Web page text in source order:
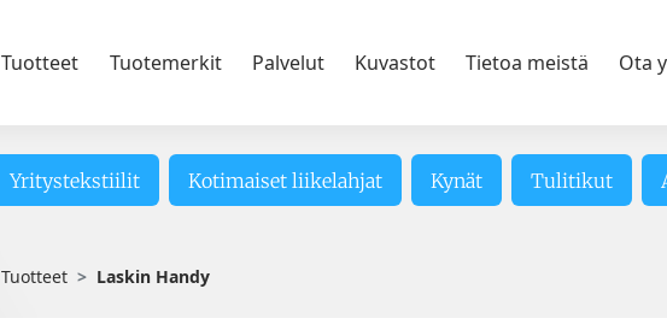
Tuotteet Tuotemerkit Palvelut Kuvastot Tietoa meistä
Ota
Yritystekstiilit Kotimaiset liikelahjat Kynät Tulitikut
Tuotteet Laskin Handy